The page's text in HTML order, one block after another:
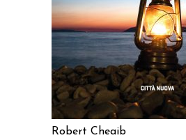
Robert Cheaib